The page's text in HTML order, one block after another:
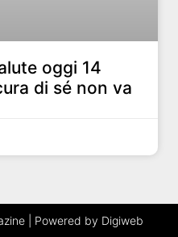
oggi 14
di sé non va
| Powered by Digiweb